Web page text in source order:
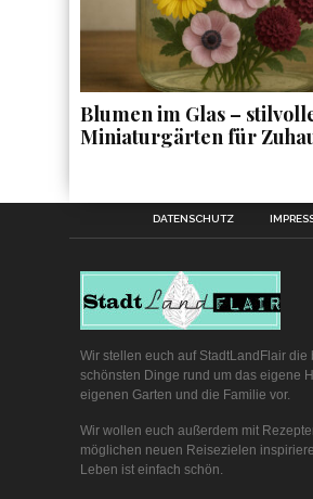
Blumen im Glas –
Miniaturgärten für
DATENSCHUTZ
Wir stellen euch auf StadtLandFlair die
schönsten Dinge rund um das eigene
eigenen Garten und die Familie vor.
Wir wollen euch außerdem mit
möglichen neuen Reisezielen
Leben ist einfach schön.